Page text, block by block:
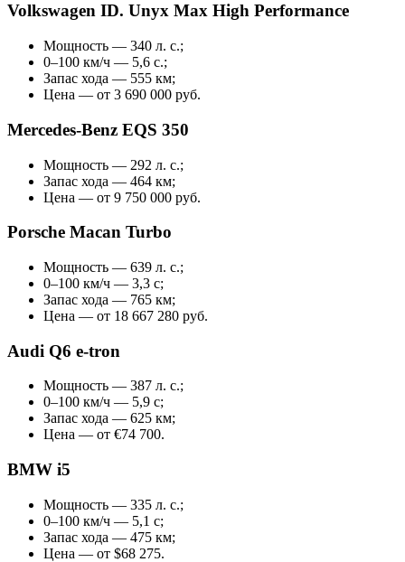
Volkswagen ID. Unyx Max High Performance
Мощность — 340 л. с.;
0–100 км/ч — 5,6 с.;
Запас хода — 555 км;
Цена — от 3 690 000 руб.
Mercedes‑Benz EQS 350
Мощность — 292 л. с.;
Запас хода — 464 км;
Цена — от 9 750 000 руб.
Porsche Macan Turbo
Мощность — 639 л. с.;
0–100 км/ч — 3,3 с;
Запас хода — 765 км;
Цена — от 18 667 280 руб.
Audi Q6 e-tron
Мощность — 387 л. с.;
0–100 км/ч — 5,9 с;
Запас хода — 625 км;
Цена — от €74 700.
BMW i5
Мощность — 335 л. с.;
0–100 км/ч — 5,1 с;
Запас хода — 475 км;
Цена — от $68 275.